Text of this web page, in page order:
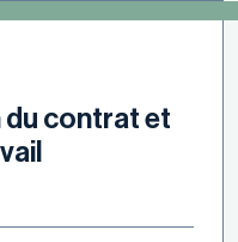
du contrat et